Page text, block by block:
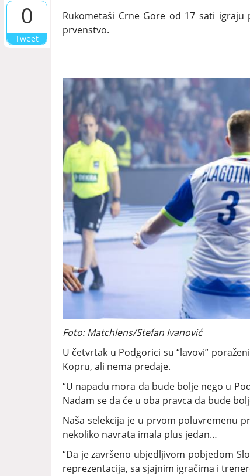
0
Tweet
Rukometaši Crne Gore od 17 sati
prvenstvo.
Foto: Matchlens/Stefan Ivanović
U četvrtak u Podgorici su “lavovi”
Kopru, ali nema predaje.
“U napadu mora da bude bolje nego u
Nadam se da će u oba pravca da bude
Naša selekcija je u prvom poluvremenu
nekoliko navrata imala plus jedan…
“Da je završeno ubjedljivom pobjedom
reprezentacija, sa sjajnim igračima i